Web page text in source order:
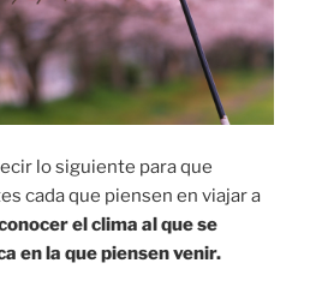
lo siguiente para que
cada que piensen en viajar a
el clima al que se
en la que piensen venir.